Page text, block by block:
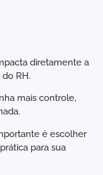
diretamente a
RH.
mais controle,
é escolher
para sua